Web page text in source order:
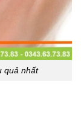
quả nhất